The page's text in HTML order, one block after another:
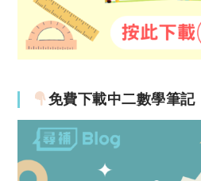
免費下載中二數學筆記